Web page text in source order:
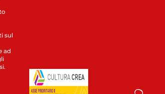
sul
ad